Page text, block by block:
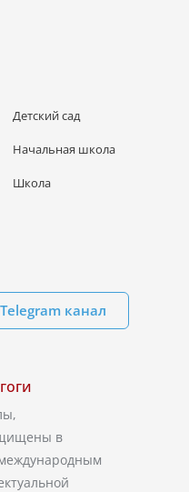
Детский сад
Начальная школа
Школа
канал
в